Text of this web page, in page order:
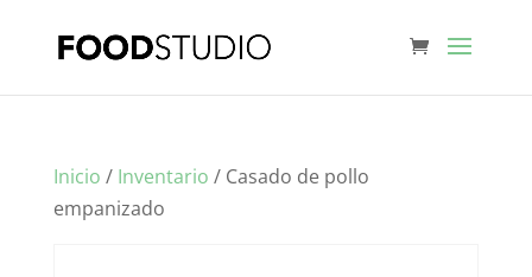
Inicio / Inventario / Casado de pollo
empanizado